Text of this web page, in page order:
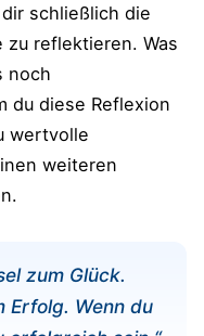
schließlich die
reflektieren. Was
noch
du diese Reflexion
wertvolle
weiteren
zum Glück.
Erfolg. Wenn du